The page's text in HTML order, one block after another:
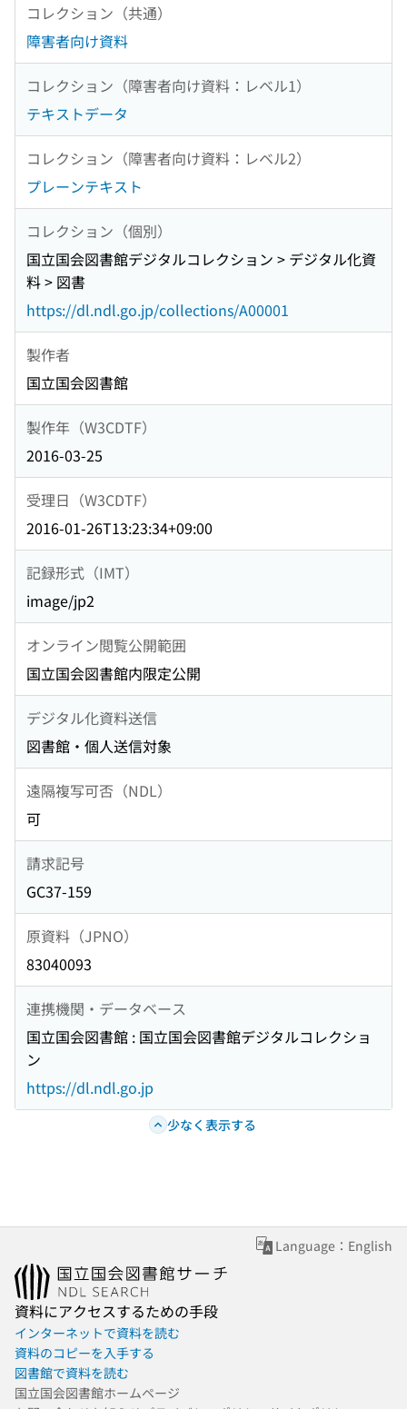
コレクション（共通）
障害者向け資料
コレクション（障害者向け資料：レベル1）
テキストデータ
コレクション（障害者向け資料：レベル2）
プレーンテキスト
コレクション（個別）
国立国会図書館デジタルコレクション > デジタル化資
料 > 図書
https://dl.ndl.go.jp/collections/A00001
製作者
国立国会図書館
製作年（W3CDTF）
2016-03-25
受理日（W3CDTF）
2016-01-26T13:23:34+09:00
記録形式（IMT）
image/jp2
オンライン閲覧公開範囲
国立国会図書館内限定公開
デジタル化資料送信
図書館・個人送信対象
遠隔複写可否（NDL）
可
請求記号
GC37-159
原資料（JPNO）
83040093
連携機関・データベース
国立国会図書館 : 国立国会図書館デジタルコレクショ
ン
https://dl.ndl.go.jp
少なく表示する
Language：English
資料にアクセスするための手段
インターネットで資料を読む
資料のコピーを入手する
図書館で資料を読む
国立国会図書館ホームページ